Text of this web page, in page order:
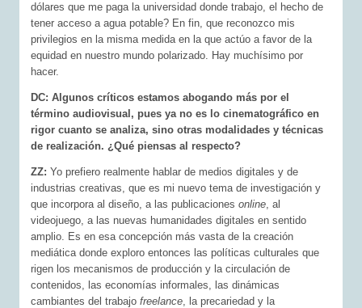
dólares que me paga la universidad donde trabajo, el hecho de
tener acceso a agua potable? En fin, que reconozco mis
privilegios en la misma medida en la que actúo a favor de la
equidad en nuestro mundo polarizado. Hay muchísimo por
hacer.
DC: Algunos críticos estamos abogando más por el
término audiovisual, pues ya no es lo cinematográfico en
rigor cuanto se analiza, sino otras modalidades y técnicas
de realización. ¿Qué piensas al respecto?
ZZ: Yo prefiero realmente hablar de medios digitales y de
industrias creativas, que es mi nuevo tema de investigación y
que incorpora al diseño, a las publicacionesonline, al
videojuego, a las nuevas humanidades digitales en sentido
amplio. Es en esa concepción más vasta de la creación
mediática donde exploro entonces las políticas culturales que
rigen los mecanismos de producción y la circulación de
contenidos, las economías informales, las dinámicas
cambiantes del trabajofreelance, la precariedad y la